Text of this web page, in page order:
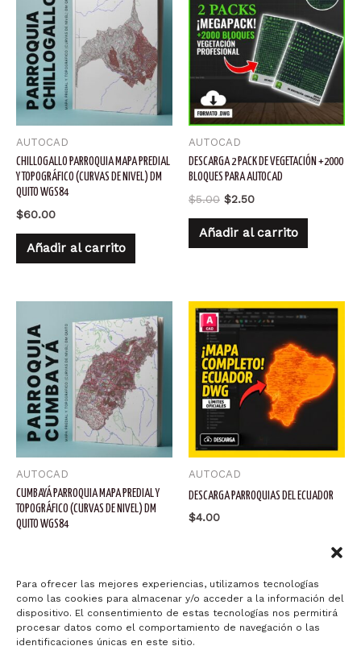
Para ofrecer las mejores experiencias, utilizamos tecnologías
como las cookies para almacenar y/o acceder a la información del
dispositivo. El consentimiento de estas tecnologías nos permitirá
procesar datos como el comportamiento de navegación o las
identificaciones únicas en este sitio.
AUTOCAD
CHILLOGALLO PARROQUIA MAPA PREDIAL
Y TOPOGRÁFICO (CURVAS DE NIVEL) DM
QUITO WGS84
$60.00
Añadir al carrito
AUTOCAD
DESCARGA 2 PACK DE VEGETACIÓN +2000
BLOQUES PARA AUTOCAD
$5.00 El
original
$2.50El
actual
Añadir al carrito
AUTOCAD
CUMBAYÁ PARROQUIA MAPA PREDIAL Y
TOPOGRÁFICO (CURVAS DE NIVEL) DM
QUITO WGS84
Añadir al carrito
AUTOCAD
DESCARGA PARROQUIAS DEL ECUADOR
$4.00